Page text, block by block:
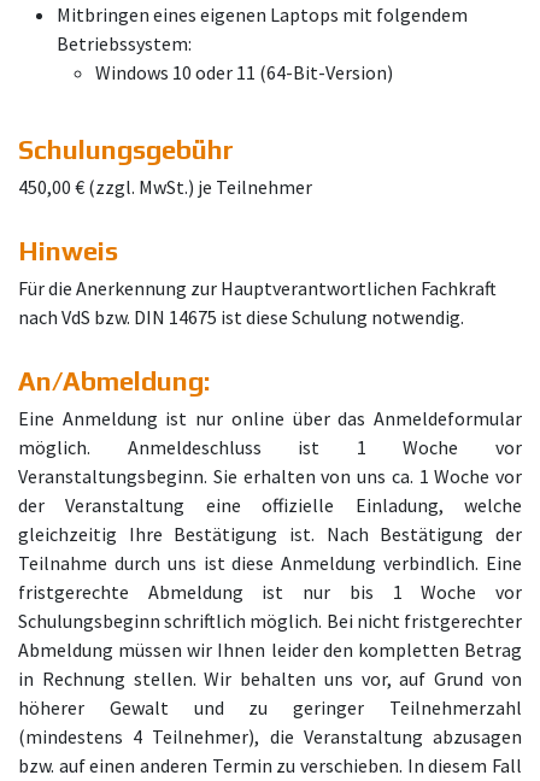
Mitbringen eines eigenen Laptops mit folgendem
Betriebssystem:
Windows 10 oder 11 (64-Bit-Version)
Schulungsgebühr
450,00 € (zzgl. MwSt.) je Teilnehmer
Hinweis
Für die Anerkennung zur Hauptverantwortlichen Fachkraft
nach VdS bzw. DIN 14675 ist diese Schulung notwendig.
An/Abmeldung:
Eine Anmeldung ist nur online über das Anmeldeformular
möglich. Anmeldeschluss ist 1 Woche vor
Veranstaltungsbeginn. Sie erhalten von uns ca. 1 Woche vor
der Veranstaltung eine offizielle Einladung, welche
gleichzeitig Ihre Bestätigung ist. Nach Bestätigung der
Teilnahme durch uns ist diese Anmeldung verbindlich. Eine
fristgerechte Abmeldung ist nur bis 1 Woche vor
Schulungsbeginn schriftlich möglich. Bei nicht fristgerechter
Abmeldung müssen wir Ihnen leider den kompletten Betrag
in Rechnung stellen. Wir behalten uns vor, auf Grund von
höherer Gewalt und zu geringer Teilnehmerzahl
(mindestens 4 Teilnehmer), die Veranstaltung abzusagen
bzw. auf einen anderen Termin zu verschieben. In diesem Fall